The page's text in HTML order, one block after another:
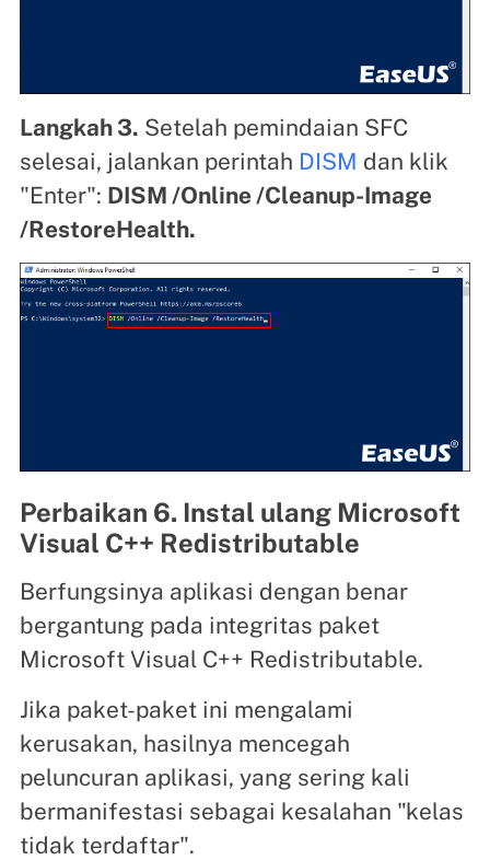
Langkah 3. Setelah pemindaian SFC
selesai, jalankan perintah DISM dan klik
"Enter": DISM /Online /Cleanup-Image
/RestoreHealth.
Perbaikan 6. Instal ulang Microsoft
Visual C++ Redistributable
Berfungsinya aplikasi dengan benar
bergantung pada integritas paket
Microsoft Visual C++ Redistributable.
Jika paket-paket ini mengalami
kerusakan, hasilnya mencegah
peluncuran aplikasi, yang sering kali
bermanifestasi sebagai kesalahan "kelas
tidak terdaftar".